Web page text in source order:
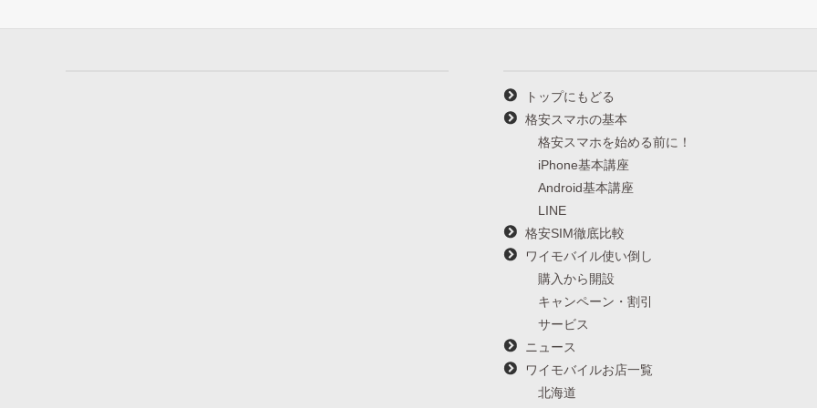
トップにもどる
格安スマホの基本
格安スマホを始める前に！
iPhone基本講座
Android基本講座
LINE
格安SIM徹底比較
ワイモバイル使い倒し
購入から開設
キャンペーン・割引
サービス
ニュース
ワイモバイルお店一覧
北海道